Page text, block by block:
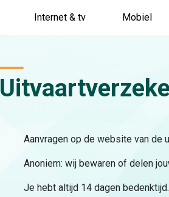
Internet & tv Mobiel
Aanvragen op de website van de
Anoniem: wij bewaren of delen
Je hebt altijd 14 dagen bedenktijd.